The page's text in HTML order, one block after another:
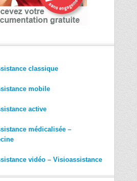
classique
mobile
active
médicalisée –
vidéo – Visioassistance